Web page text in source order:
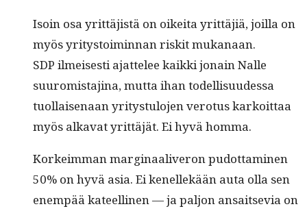
Isoin osa yrit­täjistä on oikei­ta yrit­täjiä, joil­la on
myös yri­tys­toimin­nan riskit mukanaan.
SDP ilmeis­es­ti ajat­telee kaik­ki jon­ain Nalle
suuromis­ta­ji­na, mut­ta ihan todel­lisu­udessa
tuol­laise­naan yri­tys­tu­lo­jen vero­tus karkoit­taa
myös alka­vat yrit­täjät. Ei hyvä homma.
Korkeim­man mar­gin­aaliv­eron pudot­ta­mi­nen
50% on hyvä asia. Ei kenellekään auta olla sen
enem­pää kateelli­nen — ja paljon ansait­se­via on